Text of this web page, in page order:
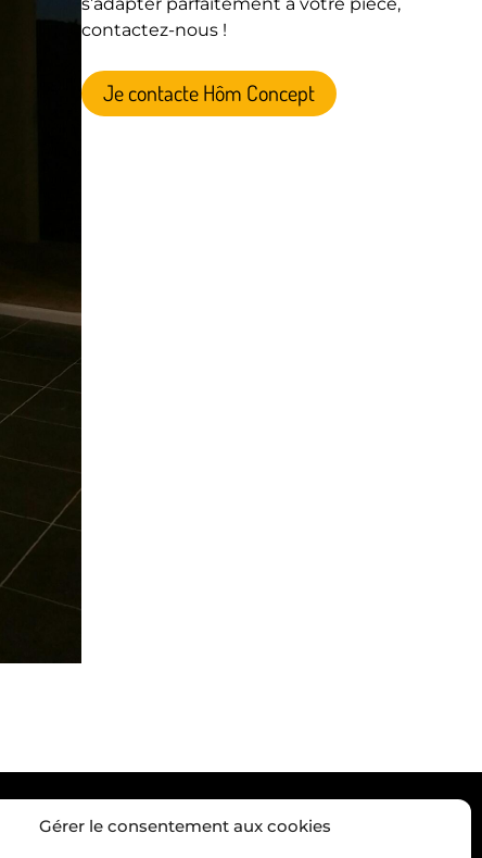
Gérer le consentement aux cookies
contactez-nous !
Je contacte Hôm Concept